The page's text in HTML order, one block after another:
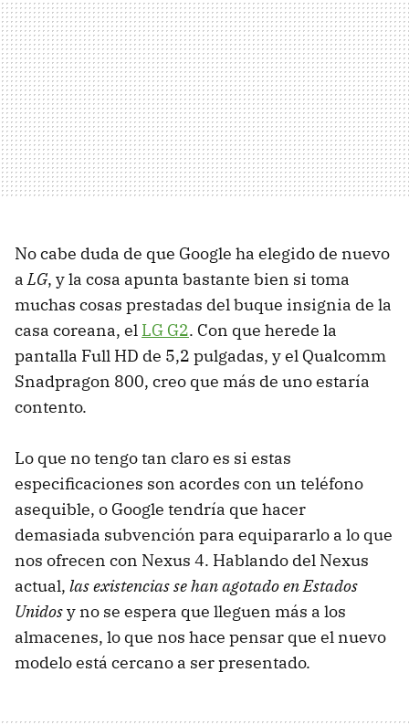
No cabe duda de que Google ha elegido de nuevo
aLG, y la cosa apunta bastante bien si toma
muchas cosas prestadas del buque insignia de la
casa coreana, el LG G2. Con que herede la
pantalla Full HD de 5,2 pulgadas, y el Qualcomm
Snadpragon 800, creo que más de uno estaría
contento.
Lo que no tengo tan claro es si estas
especificaciones son acordes con un teléfono
asequible, o Google tendría que hacer
demasiada subvención para equipararlo a lo que
nos ofrecen con Nexus 4. Hablando del Nexus
actual, las existencias se han agotado en Estados
Unidosy no se espera que lleguen más a los
almacenes, lo que nos hace pensar que el nuevo
modelo está cercano a ser presentado.